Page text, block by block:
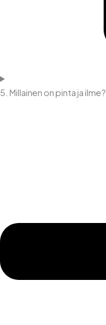
5. Millainen on pinta ja ilme?